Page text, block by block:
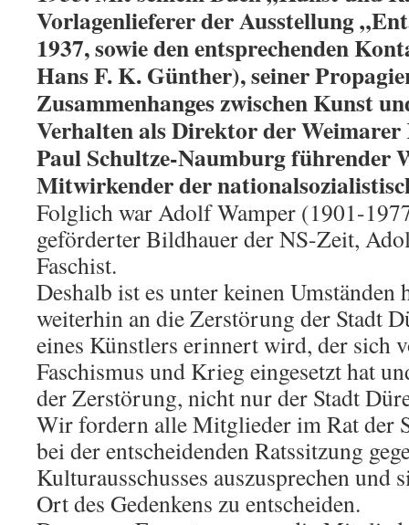
Vorlagenlieferer der Ausstellung
1937, sowie den entsprechenden
Hans F. K. Günther), seiner
Zusammenhanges zwischen Kunst
Verhalten als Direktor der Weimarer
Paul Schultze-Naumburg führender
Mitwirkender der
Folglich war Adolf Wamper (1901-
geförderter Bildhauer der NS-Zeit,
Faschist.
Deshalb ist es unter keinen Umständen
weiterhin an die Zerstörung der Stadt
eines Künstlers erinnert wird, der sich
Faschismus und Krieg eingesetzt hat
der Zerstörung, nicht nur der Stadt
Wir fordern alle Mitglieder im Rat der
bei der entscheidenden Ratssitzung
Kulturausschusses auszusprechen und
Ort des Gedenkens zu entscheiden.